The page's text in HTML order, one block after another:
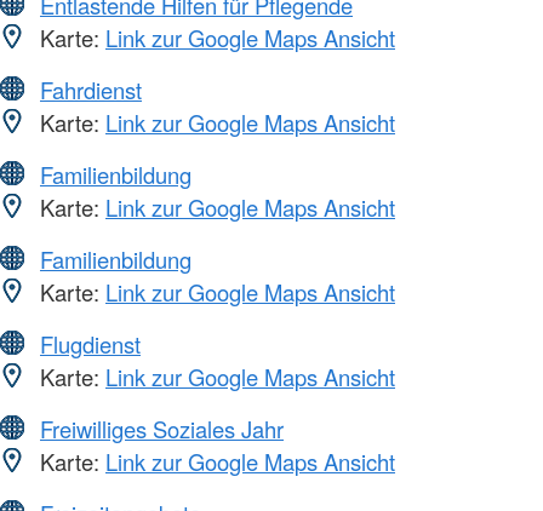
Karte: Link zur Google Maps Ansicht
Fahrdienst
Karte: Link zur Google Maps Ansicht
Familienbildung
Karte: Link zur Google Maps Ansicht
Familienbildung
Karte: Link zur Google Maps Ansicht
Flugdienst
Karte: Link zur Google Maps Ansicht
Freiwilliges Soziales Jahr
Karte: Link zur Google Maps Ansicht